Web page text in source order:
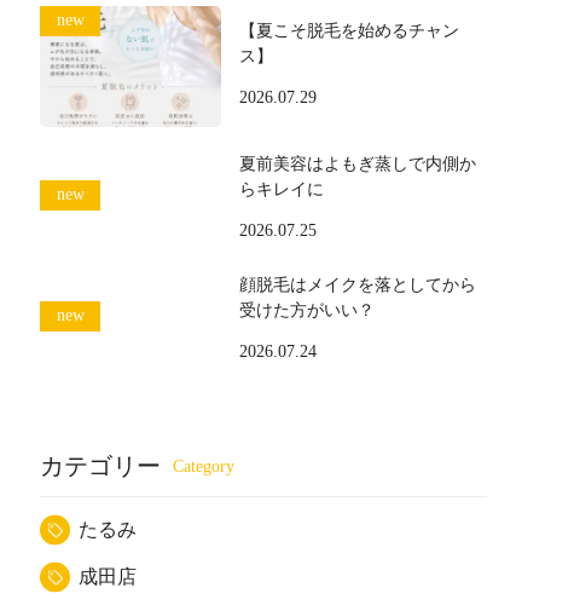
【夏こそ脱毛を始めるチャン
ス】
2026.07.29
夏前美容はよもぎ蒸しで内側か
らキレイに
2026.07.25
顔脱毛はメイクを落としてから
受けた方がいい？
2026.07.24
カテゴリー
たるみ
成田店